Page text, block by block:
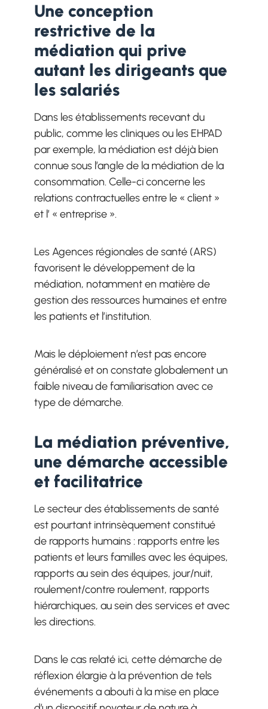
Une conception
restrictive de la
médiation qui prive
autant les dirigeants que
les salariés
Dans les établissements recevant du
public, comme les cliniques ou les EHPAD
par exemple, la médiation est déjà bien
connue sous l’angle de la médiation de la
consommation. Celle-ci concerne les
relations contractuelles entre le « client »
et l’ « entreprise ».
Les Agences régionales de santé (ARS)
favorisent le développement de la
médiation, notamment en matière de
gestion des ressources humaines et entre
les patients et l’institution.
Mais le déploiement n’est pas encore
généralisé et on constate globalement un
faible niveau de familiarisation avec ce
type de démarche.
La médiation préventive,
une démarche accessible
et facilitatrice
Le secteur des établissements de santé
est pourtant intrinsèquement constitué
de rapports humains : rapports entre les
patients et leurs familles avec les équipes,
rapports au sein des équipes, jour/nuit,
roulement/contre roulement, rapports
hiérarchiques, au sein des services et avec
les directions.
Dans le cas relaté ici, cette démarche de
réflexion élargie à la prévention de tels
événements a abouti à la mise en place